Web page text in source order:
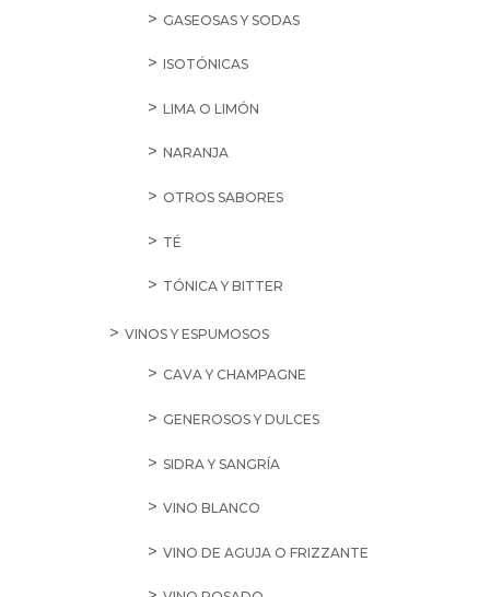
GASEOSAS Y SODAS
ISOTÓNICAS
LIMA O LIMÓN
NARANJA
OTROS SABORES
TÉ
TÓNICA Y BITTER
VINOS Y ESPUMOSOS
CAVA Y CHAMPAGNE
GENEROSOS Y DULCES
SIDRA Y SANGRÍA
VINO BLANCO
VINO DE AGUJA O FRIZZANTE